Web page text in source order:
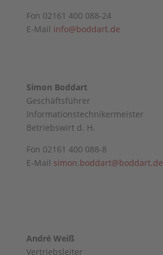
Fon 02161 400 088-24
E-Mail info@boddart.de
Simon Boddart
Geschäftsführer
Informationstechnikermeister
Betriebswirt d. H.
Fon 02161 400 088-8
E-Mail simon.boddart@boddart.de
André Weiß
Vertriebsleiter